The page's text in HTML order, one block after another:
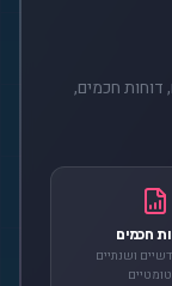
חכמים,
חכמים
ושנתיים